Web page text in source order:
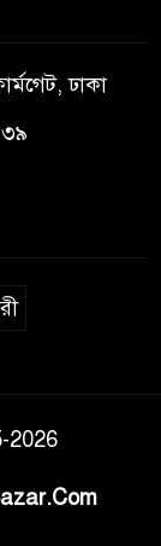
ঢাকা
2026